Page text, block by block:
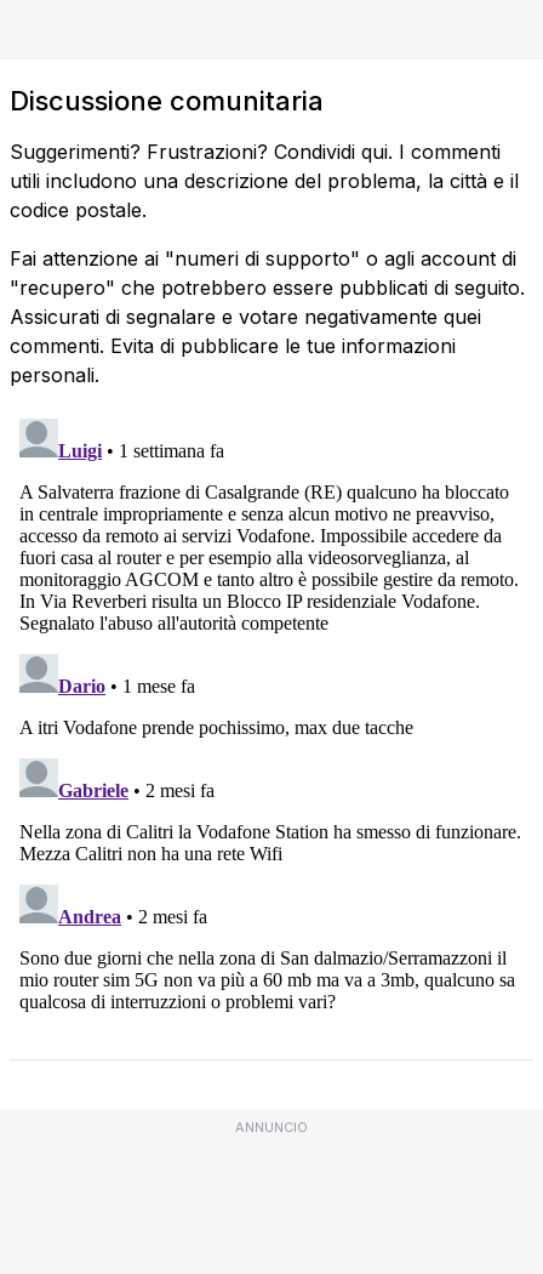
Discussione comunitaria
Suggerimenti? Frustrazioni? Condividi qui. I commenti
utili includono una descrizione del problema, la città e il
codice postale.
Fai attenzione ai "numeri di supporto" o agli account di
"recupero" che potrebbero essere pubblicati di seguito.
Assicurati di segnalare e votare negativamente quei
commenti. Evita di pubblicare le tue informazioni
personali.
ANNUNCIO